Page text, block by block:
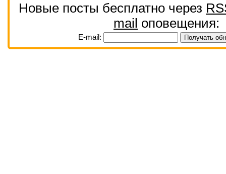
Новые посты бесплатно через
mail оповещения:
E-mail: